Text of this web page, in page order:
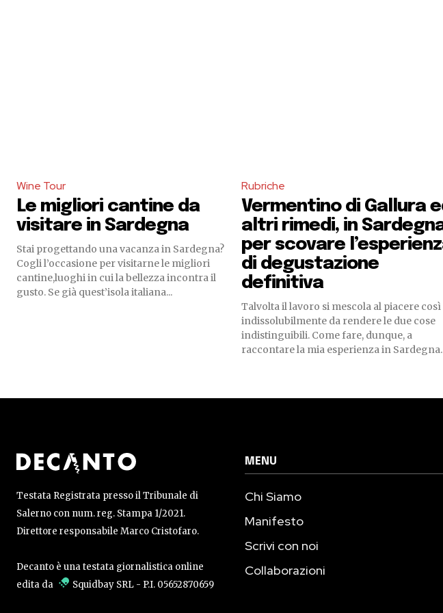
Wine Tour
Le migliori cantine da
visitare in Sardegna
Stai progettando una vacanza in Sardegna?
Cogli l’occasione per visitarne le migliori
cantine,luoghi in cui la bellezza incontra il
gusto. Se già quest’isola italiana...
Rubriche
Vermentino di Gallura
altri rimedi, in
per scovare
di degustazione
definitiva
Talvolta il lavoro si mescola al piacere così
indissolubilmente da rendere le due cose
indistinguibili. Come fare, dunque, a
raccontare la mia esperienza in
Testata Registrata presso il Tribunale di
Salerno con num. reg. Stampa 1/2021.
Direttore responsabile Marco Cristofaro.
Decanto è una testata giornalistica online
edita da
Squidbay SRL - P.I. 05652870659
MENU
Chi Siamo
Manifesto
Scrivi con noi
Collaborazioni